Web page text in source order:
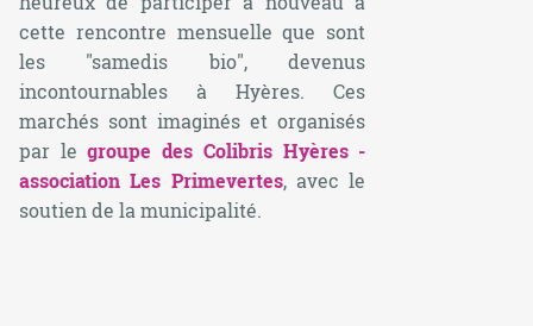
cette rencontre mensuelle que sont
les "samedis bio", devenus
incontournables à Hyères. Ces
marchés sont imaginés et organisés
par legroupe des Colibris Hyères -
association Les Primevertes, avec le
soutien de la municipalité.